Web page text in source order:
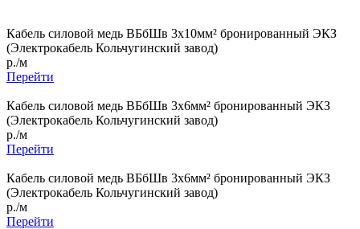
Кабель силовой медь ВБбШв 3x10мм² бронированный ЭКЗ
(Электрокабель Кольчугинский завод)
р./м
Перейти
Кабель силовой медь ВБбШв 3x6мм² бронированный ЭКЗ
(Электрокабель Кольчугинский завод)
р./м
Перейти
Кабель силовой медь ВБбШв 3x6мм² бронированный ЭКЗ
(Электрокабель Кольчугинский завод)
р./м
Перейти